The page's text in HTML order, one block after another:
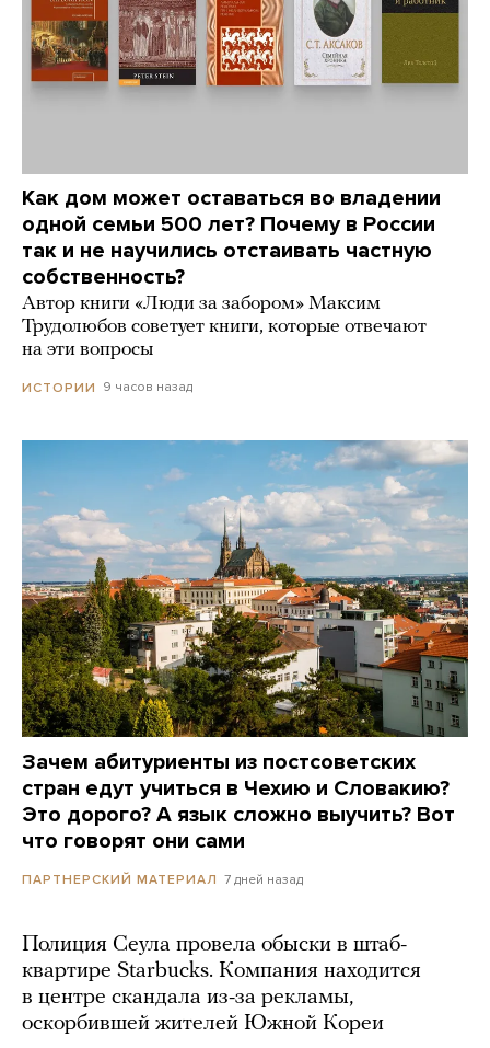
Как дом может оставаться во владении
одной семьи 500 лет? Почему в России
так и не научились отстаивать частную
собственность?
Автор книги «Люди за забором» Максим
Трудолюбов советует книги, которые отвечают
на эти вопросы
ИСТОРИИ 9 часов назад
Зачем абитуриенты из постсоветских
стран едут учиться в Чехию и Словакию?
Это дорого? А язык сложно выучить? Вот
что говорят они сами
ПАРТНЕРСКИЙ МАТЕРИАЛ 7 дней назад
Полиция Сеула провела обыски в штаб-
квартире Starbucks. Компания находится
в центре скандала из-за рекламы,
оскорбившей жителей Южной Кореи